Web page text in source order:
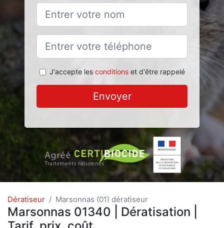
J'accepte les conditionset d'être rappelé
Envoyer
Dératiseur Marsonnas (01) dératiseur
Marsonnas 01340 | Dératisation |